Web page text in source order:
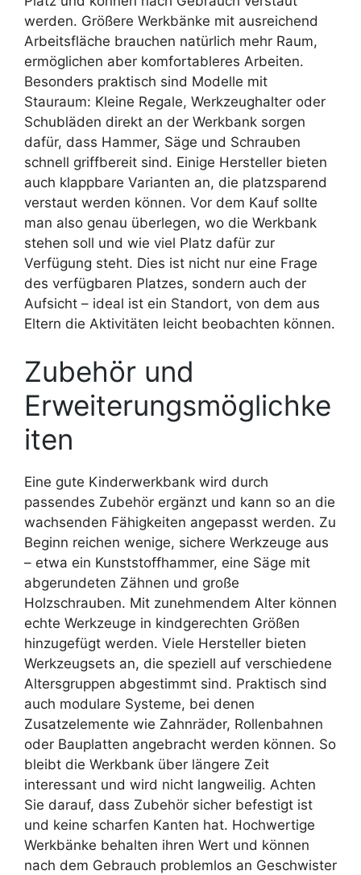
werden. Größere Werkbänke mit ausreichend
Arbeitsfläche brauchen natürlich mehr Raum,
ermöglichen aber komfortableres Arbeiten.
Besonders praktisch sind Modelle mit
Stauraum: Kleine Regale, Werkzeughalter oder
Schubläden direkt an der Werkbank sorgen
dafür, dass Hammer, Säge und Schrauben
schnell griffbereit sind. Einige Hersteller bieten
auch klappbare Varianten an, die platzsparend
verstaut werden können. Vor dem Kauf sollte
man also genau überlegen, wo die Werkbank
stehen soll und wie viel Platz dafür zur
Verfügung steht. Dies ist nicht nur eine Frage
des verfügbaren Platzes, sondern auch der
Aufsicht – ideal ist ein Standort, von dem aus
Eltern die Aktivitäten leicht beobachten können.
Zubehör und
Erweiterungsmöglichke
iten
Eine gute Kinderwerkbank wird durch
passendes Zubehör ergänzt und kann so an die
wachsenden Fähigkeiten angepasst werden. Zu
Beginn reichen wenige, sichere Werkzeuge aus
– etwa ein Kunststoffhammer, eine Säge mit
abgerundeten Zähnen und große
Holzschrauben. Mit zunehmendem Alter können
echte Werkzeuge in kindgerechten Größen
hinzugefügt werden. Viele Hersteller bieten
Werkzeugsets an, die speziell auf verschiedene
Altersgruppen abgestimmt sind. Praktisch sind
auch modulare Systeme, bei denen
Zusatzelemente wie Zahnräder, Rollenbahnen
oder Bauplatten angebracht werden können. So
bleibt die Werkbank über längere Zeit
interessant und wird nicht langweilig. Achten
Sie darauf, dass Zubehör sicher befestigt ist
und keine scharfen Kanten hat. Hochwertige
Werkbänke behalten ihren Wert und können
nach dem Gebrauch problemlos an Geschwister